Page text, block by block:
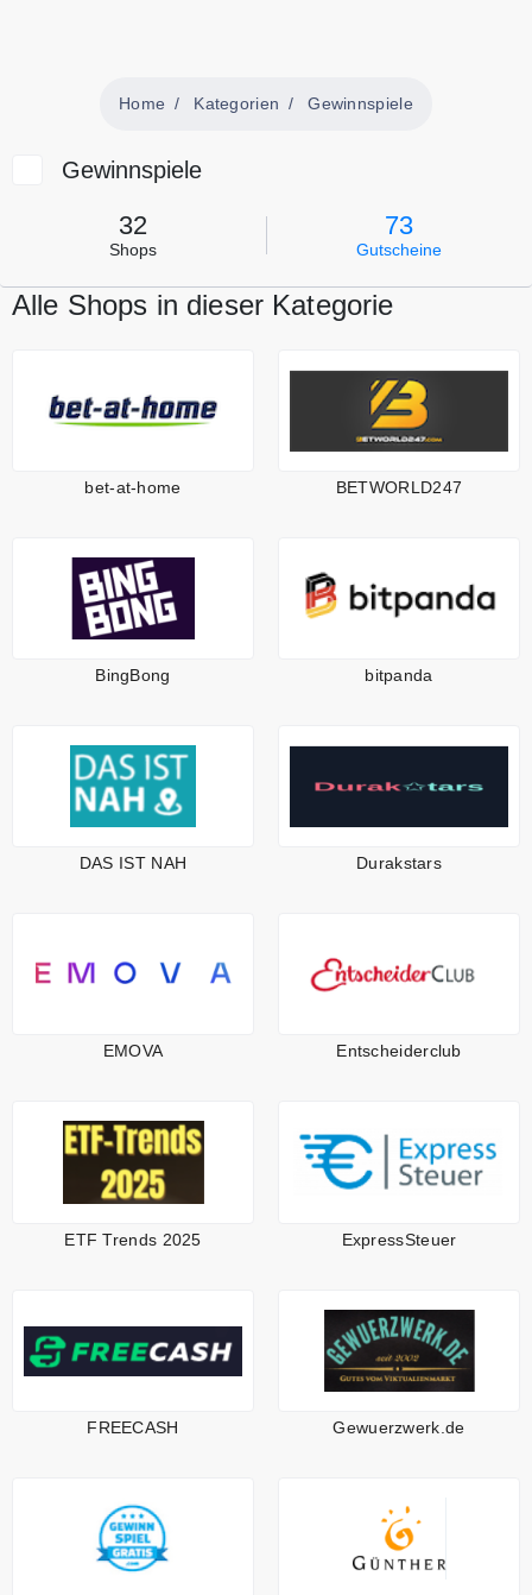
Home Kategorien Gewinnspiele
Gewinnspiele
32
Shops
73
Gutscheine
Alle Shops in dieser Kategorie
bet-at-home BETWORLD247
BingBong bitpanda
DAS IST NAH Durakstars
EMOVA Entscheiderclub
ETF Trends 2025 ExpressSteuer
FREECASH Gewuerzwerk.de